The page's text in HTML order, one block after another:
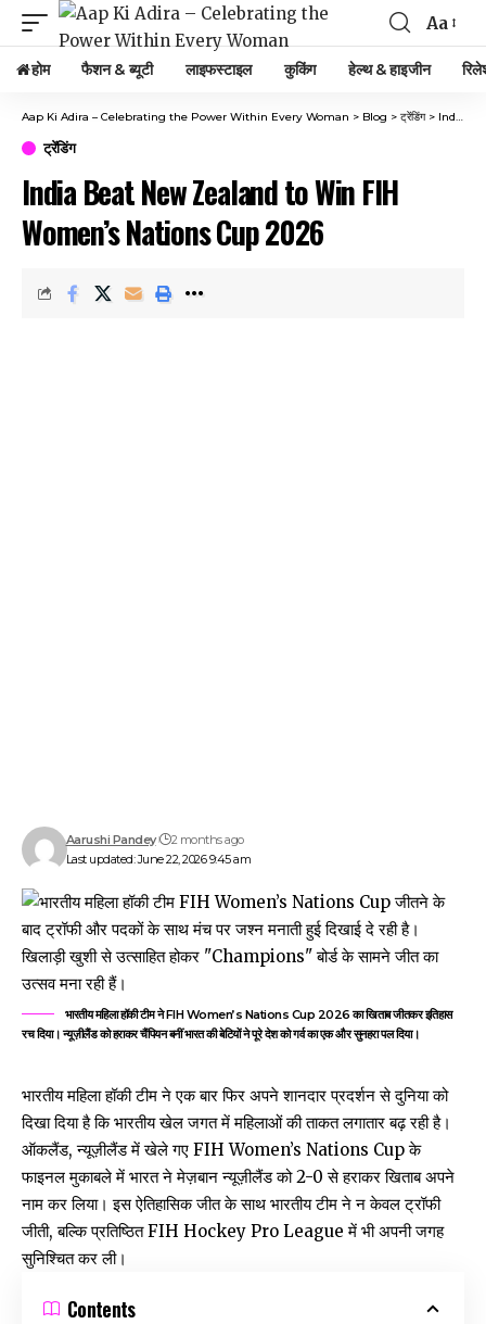
Aa
होम फैशन & ब्यूटी लाइफस्टाइल कुकिंग हेल्थ & हाइजीन
Aap Ki Adira – Celebrating the Power Within Every Woman > Blog > ट्रेंडिंग> India Beat New Zealand to Win FIH Women’s Nations Cup 2026
ट्रेंडिंग
India Beat New Zealand to Win FIH
Women’s Nations Cup 2026
Last updated: June 22, 2026 9:45 am
Aarushi Pandey 2 months ago
भारतीय महिला हॉकी टीम ने FIH Women’s Nations Cup 2026 का खिताब जीतकर इतिहास
रच दिया। न्यूज़ीलैंड को हराकर चैंपियन बनीं भारत की बेटियों ने पूरे देश को गर्व का एक और सुनहरा पल दिया।
भारतीय महिला हॉकी टीम ने एक बार फिर अपने शानदार प्रदर्शन से दुनिया को
दिखा दिया है कि भारतीय खेल जगत में महिलाओं की ताकत लगातार बढ़ रही है।
ऑकलैंड, न्यूज़ीलैंड में खेले गए FIH Women’s Nations Cup के
फाइनल मुकाबले में भारत ने मेज़बान न्यूज़ीलैंड को 2-0 से हराकर खिताब अपने
नाम कर लिया। इस ऐतिहासिक जीत के साथ भारतीय टीम ने न केवल ट्रॉफी
जीती, बल्कि प्रतिष्ठित FIH Hockey Pro League में भी अपनी जगह
सुनिश्चित कर ली।
Contents